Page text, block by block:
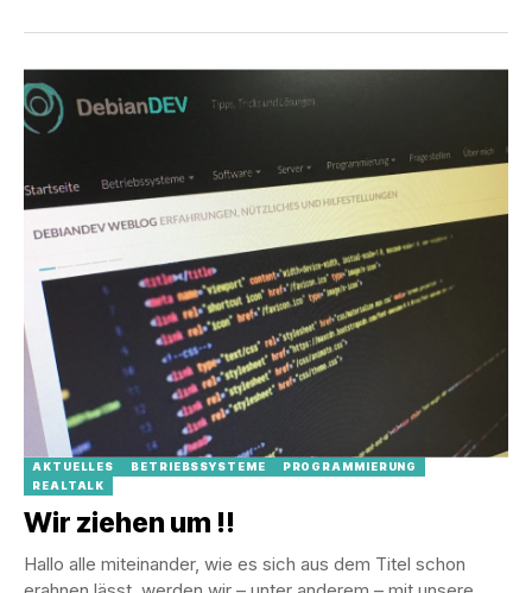
AKTUELLES BETRIEBSSYSTEME
PROGRAMMIERUNG
REALTALK
Wir ziehen um !!
Hallo alle miteinander, wie es sich aus dem Titel schon